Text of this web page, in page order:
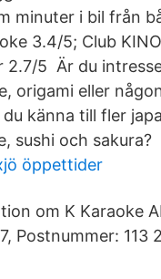
minuter i bil från
3.4/5; Club
2.7/5 Är du
origami eller
du känna till fler
sushi och sakura?
öppettider
om K Karaoke
Postnummer: 113